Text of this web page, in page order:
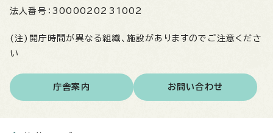
法人番号： 3000020231002
(注)開庁時間が異なる組織、施設がありますのでご注意くださ
い
庁舎案内 お問い合わせ